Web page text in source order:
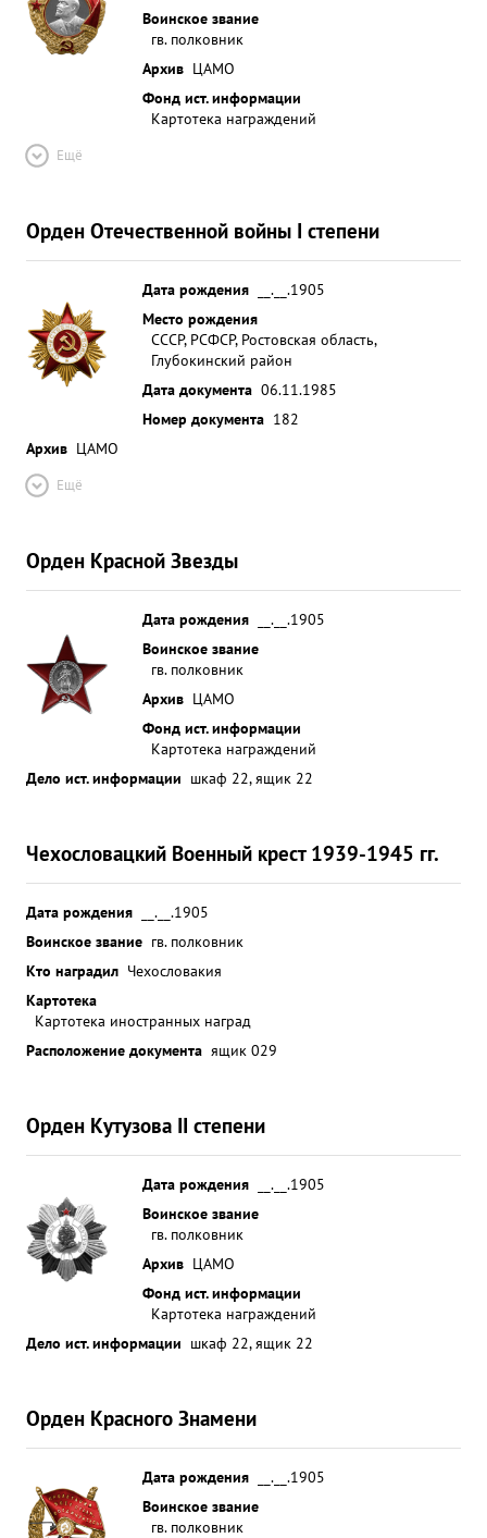
Воинское звание
гв. полковник
Архив ЦАМО
Фонд ист. информации
Картотека награждений
Ещё
Орден Отечественной войны I степени
Дата рождения
__.__.1905
Место рождения
СССР, РСФСР, Ростовская область,
Глубокинский район
Дата документа 06.11.1985
Номер документа 182
Архив ЦАМО
Ещё
Орден Красной Звезды
Дата рождения
__.__.1905
Воинское звание
гв. полковник
Архив ЦАМО
Фонд ист. информации
Картотека награждений
Дело ист. информации шкаф 22, ящик 22
Чехословацкий Военный крест 1939-1945 гг.
Дата рождения
__.__.1905
Воинское звание гв. полковник
Кто наградил Чехословакия
Картотека
Картотека иностранных наград
Расположение документа ящик 029
Орден Кутузова II степени
Дата рождения
__.__.1905
Воинское звание
гв. полковник
Архив ЦАМО
Фонд ист. информации
Картотека награждений
Дело ист. информации шкаф 22, ящик 22
Орден Красного Знамени
Дата рождения
__.__.1905
Воинское звание
гв. полковник